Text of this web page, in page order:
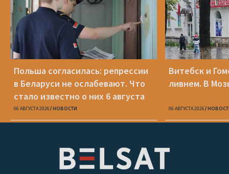
Польша согласилась: репрессии
в Беларуси не ослабевают. Что
стало известно о них 6 августа
06 АВГУСТА 2026 НОВОСТИ
Витебск и
ливнем. В
06 АВГУСТА 2026